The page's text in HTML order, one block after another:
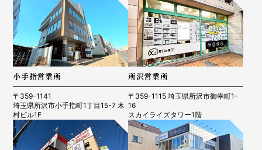
小手指営業所
〒359-1141
埼玉県所沢市小手指町1丁目15-7 木
村ビル1F
所沢営業所
〒359-1115 埼玉県所沢市御幸町1-
16
スカイライズタワー1階